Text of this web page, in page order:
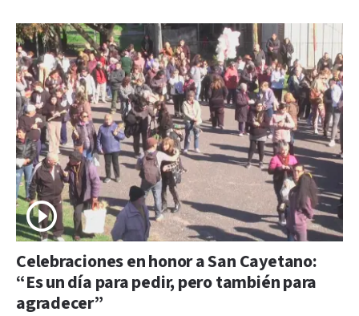
Celebraciones en honor a San Cayetano:
“Es un día para pedir, pero también para
agradecer”